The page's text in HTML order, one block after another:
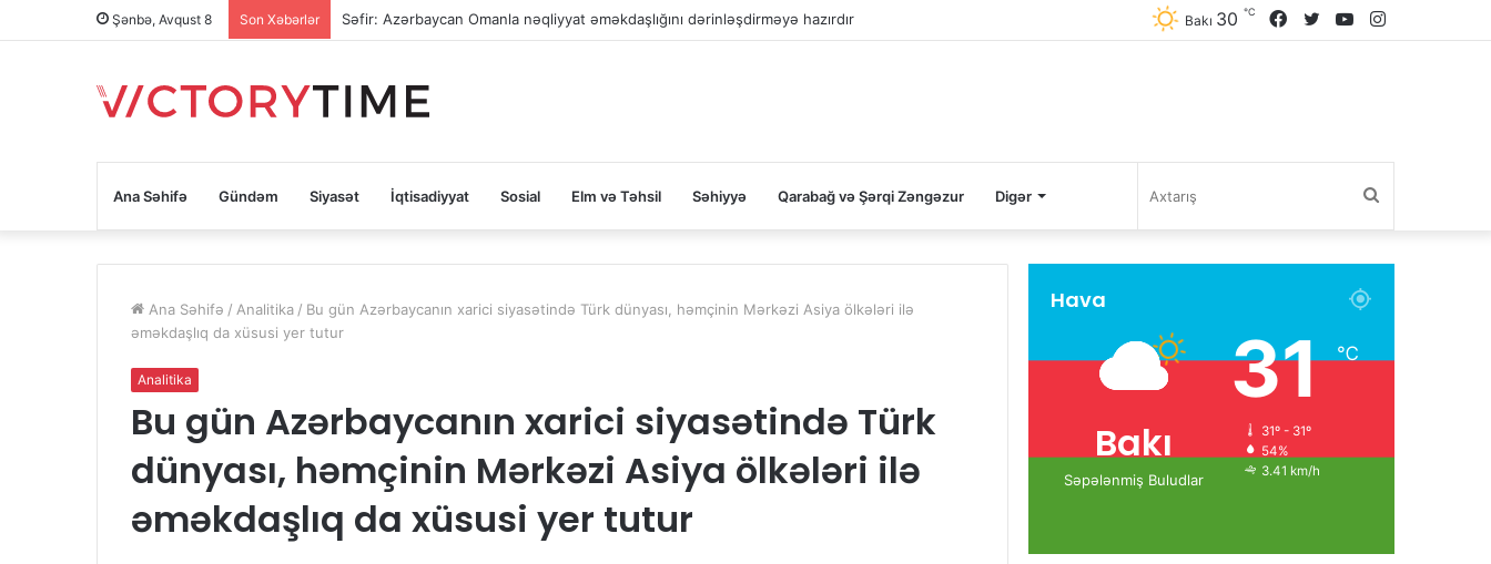
Şənbə, Avqust 8 Son Xəbərlər Səfir: Azərbaycan Omanla nəqliyyat əməkdaşlığını dərinləşdirməyə hazırdır Instagram
YouTube
Twitter
Facebook
Bakı 30 ℃
Ana Səhifə Gündəm Siyasət İqtisadiyyat Sosial Elm və Təhsil Səhiyyə Qarabağ və Şərqi Zəngəzur Digər
Ana Səhifə / Analitika / Bu gün Azərbaycanın xarici siyasətində Türk dünyası, həmçinin Mərkəzi Asiya ölkələri ilə
əməkdaşlıq da xüsusi yer tutur
Analitika
Bu gün Azərbaycanın xarici siyasətində Türk
dünyası, həmçinin Mərkəzi Asiya ölkələri ilə
əməkdaşlıq da xüsusi yer tutur
Hava
Bakı
Səpələnmiş Buludlar
31℃
31º - 31º
54%
3.41 km/h